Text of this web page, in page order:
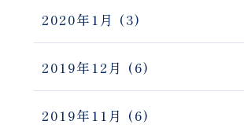
2020年1月 (3)
2019年12月 (6)
2019年11月 (6)